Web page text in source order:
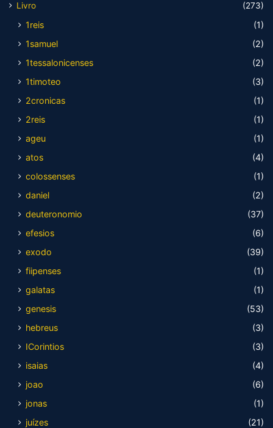
Livro
(273)
1reis
(1)
1samuel
(2)
1tessalonicenses
(2)
1timoteo
(3)
2cronicas
(1)
2reis
(1)
ageu
(1)
atos
(4)
colossenses
(1)
daniel
(2)
deuteronomio
(37)
efesios
(6)
exodo
(39)
fiipenses
(1)
galatas
(1)
genesis
(53)
hebreus
(3)
ICorintios
(3)
isaias
(4)
joao
(6)
jonas
(1)
juízes
(21)